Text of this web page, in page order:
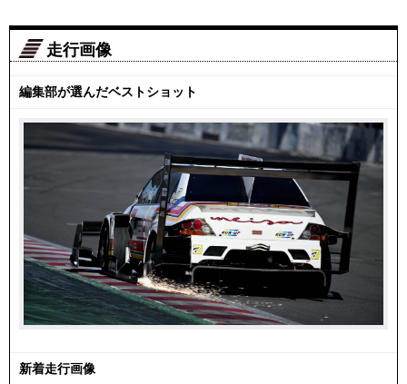
走行画像
編集部が選んだベストショット
新着走行画像